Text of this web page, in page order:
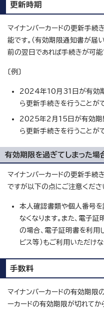
更新時期
マイナンバーカードの更新手続
能です。（有効期限通知書が届
前の翌日であれば手続きが可能
〔例〕
2024年10月31日が有効
ら更新手続きを行うことが
2025年2月15日が有効期
ら更新手続きを行うことが
有効期限を過ぎてしまった場
マイナンバーカードの更新手続
ですが以下の点にご注意くださ
本人確認書類や個人番号を
なくなります。また、電子
の場合、電子証明書を利用
ビス等）もご利用いただけな
手数料
マイナンバーカードの有効期限
ーカードの有効期限が切れてか